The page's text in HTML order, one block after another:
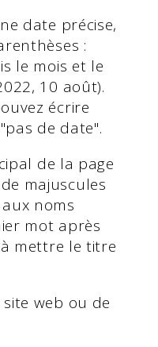
date précise,
:
le mois et le
10 août).
écrire
de date".
de la page
majuscules
noms
mot après
mettre le titre
web ou de